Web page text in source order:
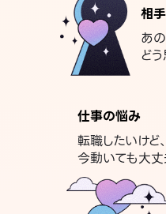
相
あ
ど
仕事の悩み
転職したいけど、
今動いても大丈